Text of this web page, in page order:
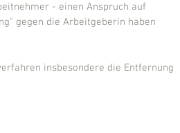
- einen Anspruch auf
gegen die Arbeitgeberin haben
insbesondere die Entfernung